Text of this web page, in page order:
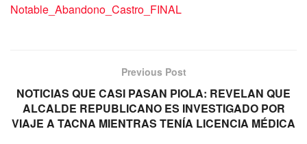
Notable_Abandono_Castro_FINAL
Previous Post
NOTICIAS QUE CASI PASAN PIOLA: REVELAN QUE
ALCALDE REPUBLICANO ES INVESTIGADO POR
VIAJE A TACNA MIENTRAS TENÍA LICENCIA MÉDICA